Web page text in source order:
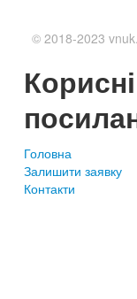
© 2018-2023
Корисні
Головна
Залишити заявку
Контакти